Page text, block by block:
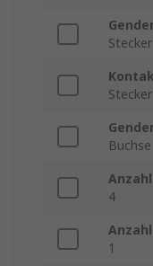
Stecker
Stecker
Buchse
4
1